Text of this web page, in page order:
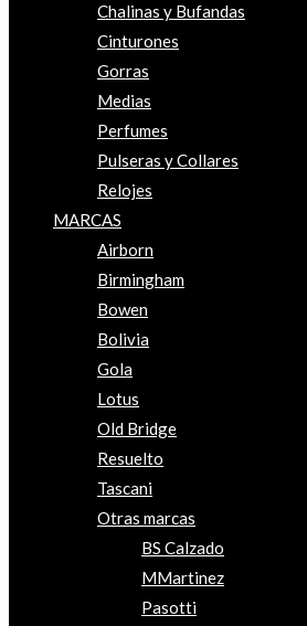
Chalinas y Bufandas
Cinturones
Gorras
Medias
Perfumes
Pulseras y Collares
Relojes
MARCAS
Airborn
Birmingham
Bowen
Bolivia
Gola
Lotus
Old Bridge
Resuelto
Tascani
Otras marcas
BS Calzado
MMartinez
Pasotti